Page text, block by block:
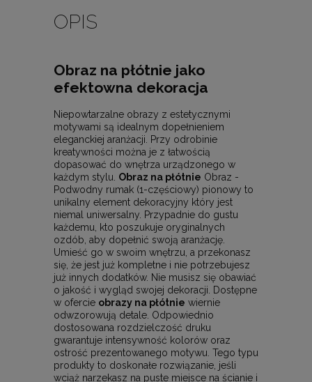
OPIS
Obraz na płótnie jako
efektowna dekoracja
Niepowtarzalne obrazy z estetycznymi
motywami są idealnym dopełnieniem
eleganckiej aranżacji. Przy odrobinie
kreatywności można je z łatwością
dopasować do wnętrza urządzonego w
każdym stylu. Obraz na płótnie Obraz -
Podwodny rumak (1-częściowy) pionowy to
unikalny element dekoracyjny który jest
niemal uniwersalny. Przypadnie do gustu
każdemu, kto poszukuje oryginalnych
ozdób, aby dopełnić swoją aranżację.
Umieść go w swoim wnętrzu, a przekonasz
się, że jest już kompletne i nie potrzebujesz
już innych dodatków. Nie musisz się obawiać
o jakość i wygląd swojej dekoracji. Dostępne
w ofercie obrazy na płótnie wiernie
odwzorowują detale. Odpowiednio
dostosowana rozdzielczość druku
gwarantuje intensywność kolorów oraz
ostrość prezentowanego motywu. Tego typu
produkty to doskonałe rozwiązanie, jeśli
wciąż narzekasz na puste miejsce na ścianie i